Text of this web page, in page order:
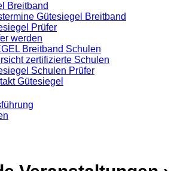
Breitband
Gütesiegel Breitband
Prüfer
werden
Breitband Schulen
zertifizierte Schulen
Schulen Prüfer
Gütesiegel